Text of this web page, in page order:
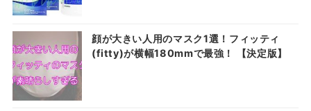
顔が大きい人用のマスク1選！フィッティ
(fitty)が横幅180mmで最強！ 【決定版】